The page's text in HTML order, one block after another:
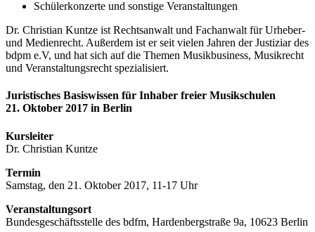
Schülerkonzerte und sonstige Veranstaltungen
Dr. Christian Kuntze ist Rechtsanwalt und Fachanwalt für Urheber-
und Medienrecht. Außerdem ist er seit vielen Jahren der Justiziar des
bdpm e.V, und hat sich auf die Themen Musikbusiness, Musikrecht
und Veranstaltungsrecht spezialisiert.
Juristisches Basiswissen für Inhaber freier Musikschulen
21. Oktober 2017 in Berlin
Kursleiter
Dr. Christian Kuntze
Termin
Samstag, den 21. Oktober 2017, 11-17 Uhr
Veranstaltungsort
Bundesgeschäftsstelle des bdfm, Hardenbergstraße 9a, 10623 Berlin